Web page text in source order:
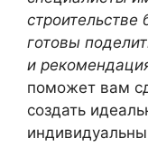
строительстве
готовы
и
поможет вам
создать